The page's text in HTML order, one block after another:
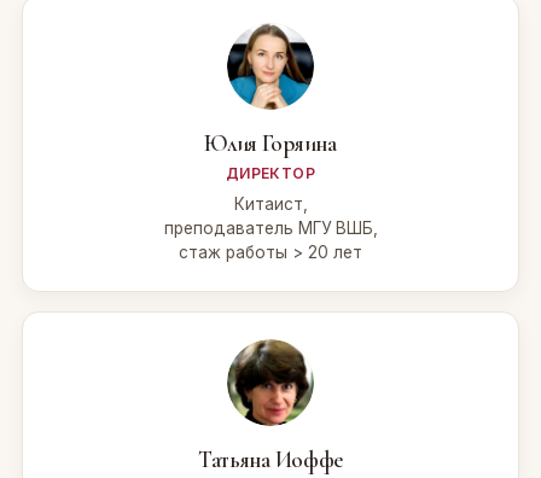
Юлия Горяина
ДИРЕКТОР
Китаист,
преподаватель МГУ ВШБ,
стаж работы > 20 лет
Татьяна Иоффе